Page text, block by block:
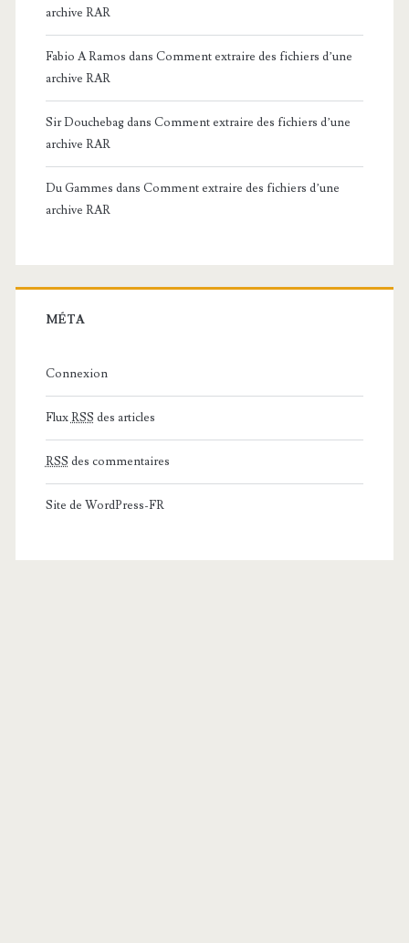
archive RAR
Fabio A Ramos dans Comment extraire des fichiers d’une
archive RAR
Sir Douchebagdans Comment extraire des fichiers d’une
archive RAR
Du Gammes dans Comment extraire des fichiers d’une
archive RAR
MÉTA
Connexion
FluxRSS des articles
RSS des commentaires
Site de WordPress-FR